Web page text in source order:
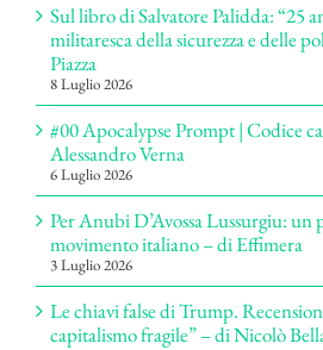
Sul libro di Salvatore Palidda: “25
militaresca della sicurezza e delle
Piazza
8 Luglio 2026
#00 Apocalypse Prompt | Codice
Alessandro Verna
6 Luglio 2026
Per Anubi D’Avossa Lussurgiu: un
movimento italiano – di Effimera
3 Luglio 2026
Le chiavi false di Trump.
capitalismo fragile” – di Nicolò